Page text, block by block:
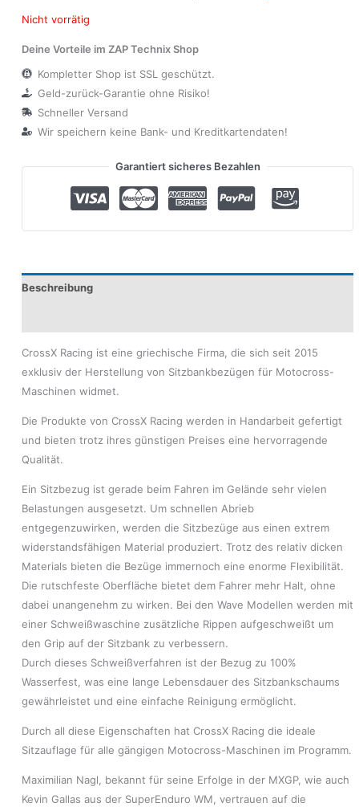
Nicht vorrätig
Deine Vorteile im ZAP Technix Shop
Kompletter Shop ist SSL geschützt.
Geld-zurück-Garantie ohne Risiko!
Schneller Versand
Wir speichern keine Bank- und Kreditkartendaten!
Garantiert sicheres Bezahlen
Beschreibung
CrossX Racing ist eine griechische Firma, die sich seit 2015
exklusiv der Herstellung von Sitzbankbezügen für Motocross-
Maschinen widmet.
Die Produkte von CrossX Racing werden in Handarbeit gefertigt
und bieten trotz ihres günstigen Preises eine hervorragende
Qualität.
Ein Sitzbezug ist gerade beim Fahren im Gelände sehr vielen
Belastungen ausgesetzt. Um schnellen Abrieb
entgegenzuwirken, werden die Sitzbezüge aus einen extrem
widerstandsfähigen Material produziert. Trotz des relativ dicken
Materials bieten die Bezüge immernoch eine enorme Flexibilität.
Die rutschfeste Oberfläche bietet dem Fahrer mehr Halt, ohne
dabei unangenehm zu wirken. Bei den Wave Modellen werden mit
einer Schweißwaschine zusätzliche Rippen aufgeschweißt um
den Grip auf der Sitzbank zu verbessern.
Durch dieses Schweißverfahren ist der Bezug zu 100%
Wasserfest, was eine lange Lebensdauer des Sitzbankschaums
gewährleistet und eine einfache Reinigung ermöglicht.
Durch all diese Eigenschaften hat CrossX Racing die ideale
Sitzauflage für alle gängigen Motocross-Maschinen im Programm.
Maximilian Nagl, bekannt für seine Erfolge in der MXGP, wie auch
Kevin Gallas aus der SuperEnduro WM, vertrauen auf die